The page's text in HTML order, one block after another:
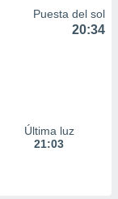
Puesta del sol
20:34
Última luz
21:03